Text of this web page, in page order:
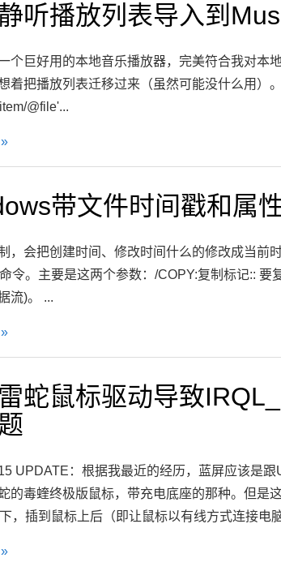
听播放列表导入到
个巨好用的本地音乐播放器，完美符合我对本
着把播放列表迁移过来（虽然可能没什么用）
@file'...
带文件时间戳和属
，会把创建时间、修改时间什么的修改成当前
令。主要是这两个参数：/COPY:复制标记::
流)。 ...
蛇鼠标驱动导致
UPDATE：根据我最近的经历，蓝屏应该是
的毒蝰终极版鼠标，带充电底座的那种。但是
，插到鼠标上后（即让鼠标以有线方式连接